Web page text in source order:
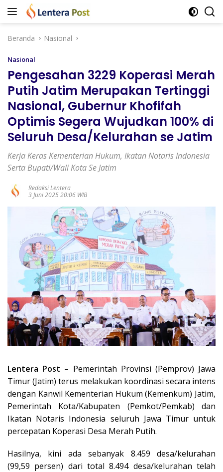
Langsung
Beranda
Nasional
Nasional
Pengesahan 3229 Koperasi Merah
Putih Jatim Merupakan Tertinggi
Nasional, Gubernur Khofifah
Optimis Segera Wujudkan 100% di
Seluruh Desa/Kelurahan se Jatim
Kerja Keras Kementerian Hukum, Ikatan Notaris Indonesia
Serta Bupati/Wali Kota Se Jatim
Redaksi Lentera
3 Juni 2025 20:06 WIB
Lentera Post – Pemerintah Provinsi (Pemprov) Jawa
Timur (Jatim) terus melakukan koordinasi secara intens
dengan Kanwil Kementerian Hukum (Kemenkum) Jatim,
Pemerintah Kota/Kabupaten (Pemkot/Pemkab) dan
Ikatan Notaris Indonesia seluruh Jawa Timur untuk
percepatan Koperasi Desa Merah Putih.
Hasilnya, kini ada sebanyak 8.459 desa/kelurahan
(99,59 persen) dari total 8.494 desa/kelurahan telah